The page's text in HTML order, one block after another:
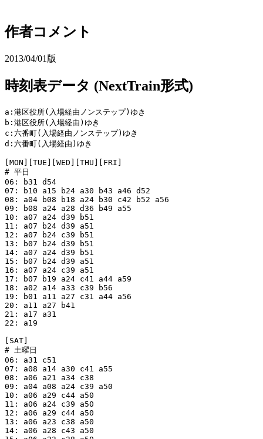
作者コメント
2013/04/01版
時刻表データ (NextTrain形式)
a:港区役所(入場経由ノンステップ)ゆき
b:港区役所(入場経由)ゆき
c:六番町(入場経由ノンステップ)ゆき
d:六番町(入場経由)ゆき
[MON][TUE][WED][THU][FRI]
# 平日
06: b31 d54
07: b10 a15 b24 a30 b43 a46 d52
08: a04 b08 b18 a24 b30 c42 b52 a56
09: b08 a24 a28 d36 b49 a55
10: a07 a24 d39 b51
11: a07 b24 d39 a51
12: a07 b24 c39 b51
13: b07 b24 d39 b51
14: a07 a24 d39 b51
15: b07 b24 d39 a51
16: a07 a24 c39 a51
17: b07 b19 a24 c41 a44 a59
18: a02 a14 a33 c39 b56
19: b01 a11 a27 c31 a44 a56
20: a11 a27 b41
21: a17 a31
22: a19
[SAT]
# 土曜日
06: a31 c51
07: a08 a14 a30 c41 a55
08: a06 a21 a34 c38
09: a04 a08 a24 c39 a50
10: a06 a29 c44 a50
11: a06 a24 c39 a50
12: a06 a29 c44 a50
13: a06 a23 c38 a50
14: a06 a28 c43 a50